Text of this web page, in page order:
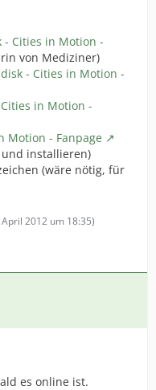
- Cities in Motion -
von Mediziner)
- Cities in Motion -
in Motion -
Motion - Fanpage
installieren)
(wäre nötig, für
2012 um 18:35)
es online ist.